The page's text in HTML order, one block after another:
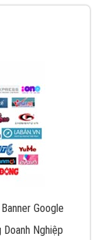
Google
Nghiệp